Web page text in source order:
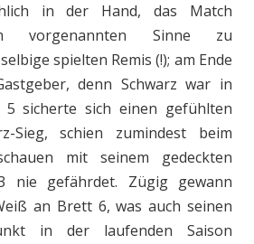
in der Hand, das Match
vorgenannten Sinne zu
spielten Remis (!); am Ende
denn Schwarz war in
5 sicherte sich einen gefühlten
Sieg, schien zumindest beim
mit seinem gedeckten
nie gefährdet. Zügig gewann
an Brett 6, was auch seinen
in der laufenden Saison